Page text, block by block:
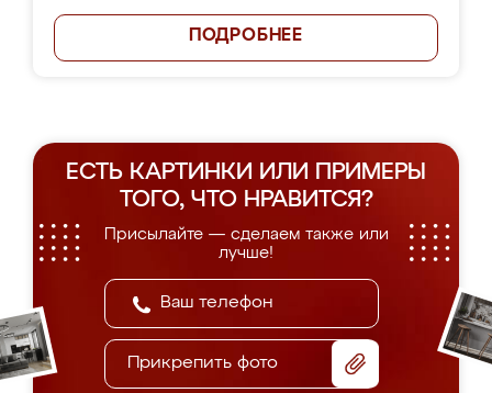
ПОДРОБНЕЕ
ЕСТЬ КАРТИНКИ ИЛИ ПРИМЕРЫ
ТОГО, ЧТО НРАВИТСЯ?
Присылайте — сделаем также или
лучше!
Прикрепить фото